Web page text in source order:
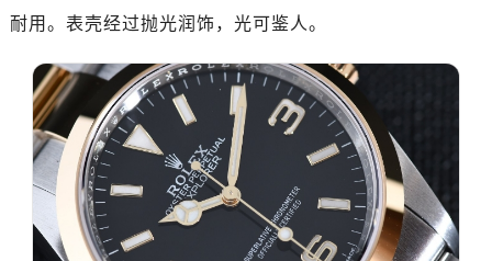
佛山市禅城区季华五路57号万科金融中心C座12层1205室（需提前预约）
苏州市苏州工业园区星港街199号苏州中心办公楼C座22层08室（需提前预约）
武汉市江汉区解放大道686号世界贸易大厦38层09室（需提前预约）
南宁市青秀区金湖路59号地王大厦12楼1224室（需提前预约）
耐用。表壳经过抛光润饰，光可鉴人。